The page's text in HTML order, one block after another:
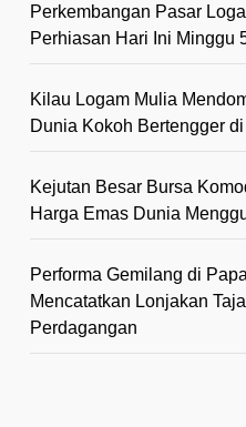
Perkembangan Pasar
Perhiasan Hari Ini Minggu
Kilau Logam Mulia
Dunia Kokoh Bertengger
Kejutan Besar Bursa
Harga Emas Dunia
Performa Gemilang di
Mencatatkan Lonjakan
Perdagangan